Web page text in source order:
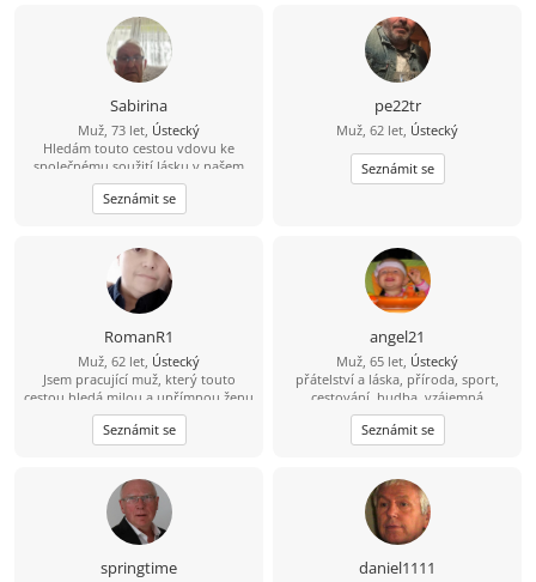
rodiny. Jsem nekuřák a vzácně
alkohol. V podstatě mám vše a
nemám nic .
Sabirina
Muž, 73 let, Ústecký
Hledám touto cestou vdovu ke
společnému soužití lásku v našem
věku A něhu jsem upřímný hodný a
laskavý koníčky výlety autem.
Procházky přírodou a plavání
Seznámit se
pe22tr
Muž, 62 let, Ústecký
Seznámit se
RomanR1
Muž, 62 let, Ústecký
Jsem pracující muž, který touto
cestou hledá milou a upřímnou ženu
všestranných zájmů se smyslem pro
humor a společné chvíle v přírodě,
kině, u vody. Kde jen budeš chtít
Seznámit se
angel21
Muž, 65 let, Ústecký
přátelství a láska, příroda, sport,
cestování, hudba, vzájemná
inspirace,radost, štěstí, stálé zdraví,
to mi moje bytost stále praví
Seznámit se
springtime daniel1111